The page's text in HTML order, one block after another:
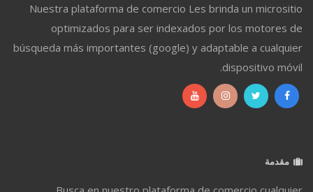
Nuestra plataforma de comercio Les brinda un micrositio
optimizados para ser indexados por los motores de
búsqueda más importantes (google) y adaptable a cualquier
dispositivo móvil.
مقدمة